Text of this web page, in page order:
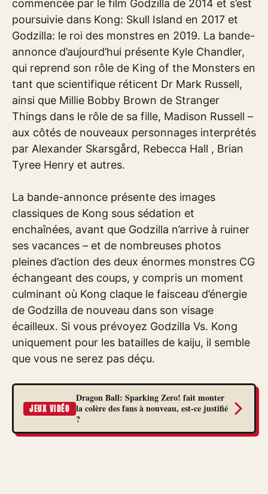
commencée par le film Godzilla de 2014 et s’est
poursuivie dans Kong: Skull Island en 2017 et
Godzilla: le roi des monstres en 2019. La bande-
annonce d’aujourd’hui présente Kyle Chandler,
qui reprend son rôle de King of the Monsters en
tant que scientifique réticent Dr Mark Russell,
ainsi que Millie Bobby Brown de Stranger
Things dans le rôle de sa fille, Madison Russell –
aux côtés de nouveaux personnages interprétés
par Alexander Skarsgård, Rebecca Hall , Brian
Tyree Henry et autres.
La bande-annonce présente des images
classiques de Kong sous sédation et
enchaînées, avant que Godzilla n’arrive à ruiner
ses vacances – et de nombreuses photos
pleines d’action des deux énormes monstres CG
échangeant des coups, y compris un moment
culminant où Kong claque le faisceau d’énergie
de Godzilla de nouveau dans son visage
écailleux. Si vous prévoyez Godzilla Vs. Kong
uniquement pour les batailles de kaiju, il semble
que vous ne serez pas déçu.
JEUX VIDÉO
Dragon Ball: Sparking Zero! fait monter
la colère des fans à nouveau, est-ce justifié
?